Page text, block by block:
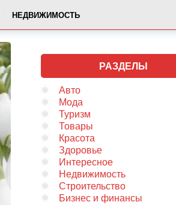
НЕДВИЖИМОСТЬ
РАЗДЕЛЫ
Авто
Мода
Туризм
Товары
Красота
Здоровье
Интересное
Недвижимость
Строительство
Бизнес и финансы